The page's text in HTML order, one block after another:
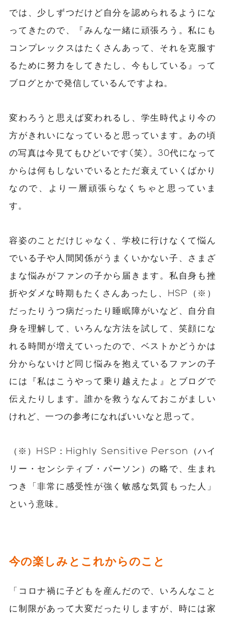
では、少しずつだけど自分を認められるようにな
ってきたので、『みんな一緒に頑張ろう。私にも
コンプレックスはたくさんあって、それを克服す
るために努力をしてきたし、今もしている』って
ブログとかで発信しているんですよね。
変わろうと思えば変われるし、学生時代より今の
方がきれいになっていると思っています。あの頃
の写真は今見てもひどいです(笑)。30代になって
からは何もしないでいるとただ衰えていくばかり
なので、より一層頑張らなくちゃと思っていま
す。
容姿のことだけじゃなく、学校に行けなくて悩ん
でいる子や人間関係がうまくいかない子、さまざ
まな悩みがファンの子から届きます。私自身も挫
折やダメな時期もたくさんあったし、HSP（※）
だったりうつ病だったり睡眠障がいなど、自分自
身を理解して、いろんな方法を試して、笑顔にな
れる時間が増えていったので、ベストかどうかは
分からないけど同じ悩みを抱えているファンの子
には『私はこうやって乗り越えたよ』とブログで
伝えたりします。誰かを救うなんておこがましい
けれど、一つの参考になればいいなと思って。
（※）HSP：Highly Sensitive Person（ハイ
リー・センシティブ・パーソン）の略で、生まれ
つき「非常に感受性が強く敏感な気質もった人」
という意味。
今の楽しみとこれからのこと
「コロナ禍に子どもを産んだので、いろんなこと
に制限があって大変だったりしますが、時には家